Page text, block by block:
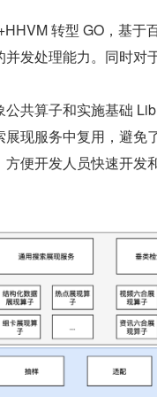
转型 GO，基于
发处理能力。同时对
公共算子和实施基础
现服务中复用，避
便开发人员快速开发